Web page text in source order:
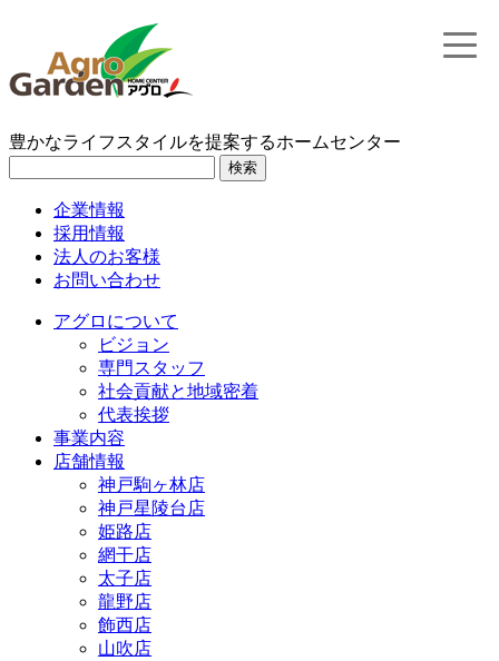
豊かなライフスタイルを提案するホームセンター
検索
企業情報
採用情報
法人のお客様
お問い合わせ
アグロについて
ビジョン
専門スタッフ
社会貢献と地域密着
代表挨拶
事業内容
店舗情報
神戸駒ヶ林店
神戸星陵台店
姫路店
網干店
太子店
龍野店
飾西店
山吹店
toggle